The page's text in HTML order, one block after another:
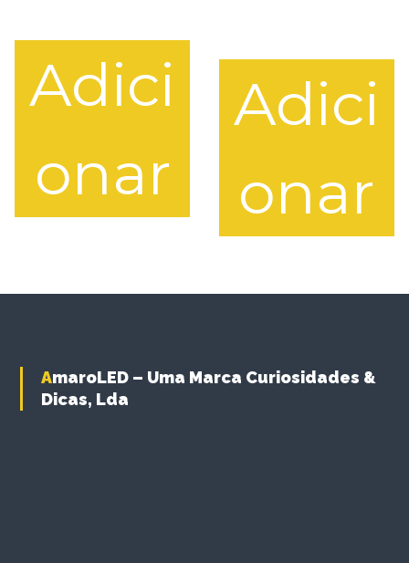
Adici
onar
Adici
onar
AmaroLED – Uma Marca Curiosidades &
Dicas, Lda